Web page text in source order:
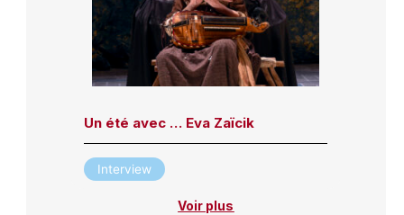
Un été avec … Eva Zaïcik
Interview
Voir plus